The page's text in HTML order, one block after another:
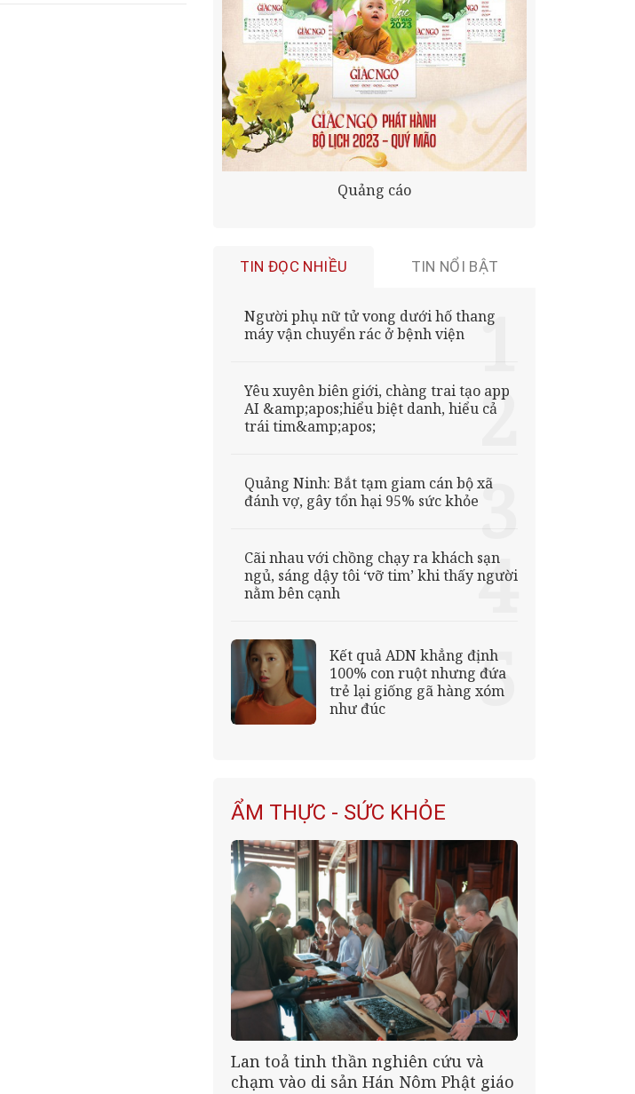
Quảng cáo
TIN ĐỌC NHIỀU TIN NỔI BẬT
Người phụ nữ tử vong dưới hố thang
máy vận chuyển rác ở bệnh viện
Yêu xuyên biên giới, chàng trai tạo app
AI &amp;apos;hiểu biệt danh, hiểu cả
trái tim&amp;apos;
Quảng Ninh: Bắt tạm giam cán bộ xã
đánh vợ, gây tổn hại 95% sức khỏe
Cãi nhau với chồng chạy ra khách sạn
ngủ, sáng dậy tôi ‘vỡ tim’ khi thấy người
nằm bên cạnh
Kết quả ADN khẳng định
100% con ruột nhưng đứa
trẻ lại giống gã hàng xóm
như đúc
ẨM THỰC - SỨC KHỎE
Lan toả tinh thần nghiên cứu và
chạm vào di sản Hán Nôm Phật giáo